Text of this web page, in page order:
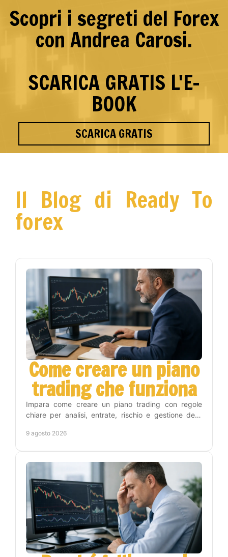
Scopri i segreti del Forex
con Andrea Carosi.
SCARICA GRATIS L'E-
BOOK
SCARICA GRATIS
Il Blog di Ready To
forex
Come creare un piano
trading che funziona
Impara come creare un piano trading con regole
chiare per analisi, entrate, rischio e gestione delle
grafici.
9 agosto 2026